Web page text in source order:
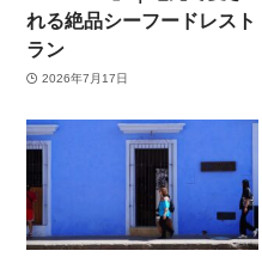
れる絶品シーフードレスト
ラン
2026年7月17日